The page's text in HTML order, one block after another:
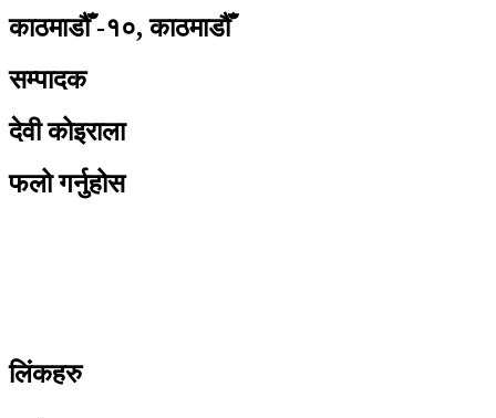
काठमाडौँ -१०, काठमाडौँ
सम्पादक
देवी कोइराला
फलो गर्नुहोस
लिंकहरु